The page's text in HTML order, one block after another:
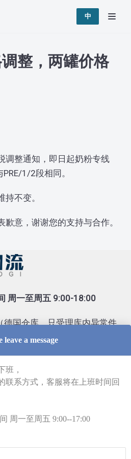
中
整，两罐价格
调整通知，即日起奶粉专线
1/2段相同。
不变。
意，谢谢您的支持与合作。
周一至周五 9:00-18:00
国仓库，只受理库内异常件
心-我的账户-账单及出口证